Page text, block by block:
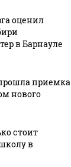
оценил
в Барнауле
приемка
нового
стоит
в